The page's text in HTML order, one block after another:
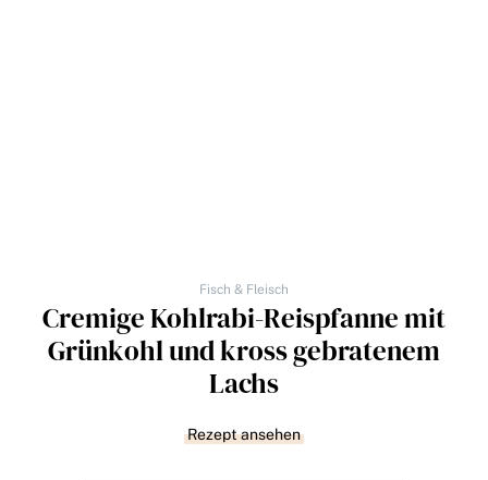
Fisch & Fleisch
Cremige Kohlrabi-Reispfanne mit
Grünkohl und kross gebratenem
Lachs
Rezept ansehen